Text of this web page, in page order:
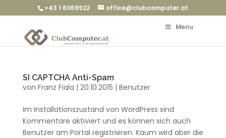
+43 1 6069922 office@clubcomputer.at
Menu
SI CAPTCHA Anti-Spam
von Franz Fiala | 20.10.2015 | Benutzer
Im Installationszustand von WordPress sind
Kommentare aktiviert und es können sich auch
Benutzer am Portal registrieren. Kaum wird aber die